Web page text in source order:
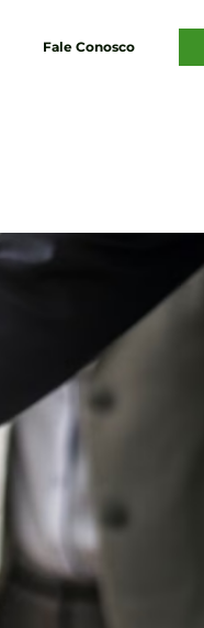
Fale Conosco